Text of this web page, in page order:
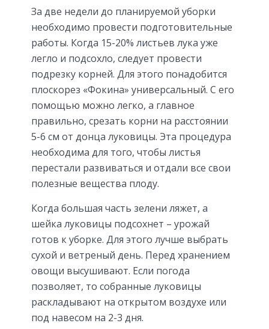
За две недели до планируемой уборки
необходимо провести подготовительные
работы. Когда 15-20% листьев лука уже
легло и подсохло, следует провести
подрезку корней. Для этого понадобится
плоскорез «Фокина» универсальный. С его
помощью можно легко, а главное
правильно, срезать корни на расстоянии
5-6 см от донца луковицы. Эта процедура
необходима для того, чтобы листья
перестали развиваться и отдали все свои
полезные вещества плоду.
Когда большая часть зелени ляжет, а
шейка луковицы подсохнет – урожай
готов к уборке. Для этого лучше выбрать
сухой и ветреный день. Перед хранением
овощи высушивают. Если погода
позволяет, то собранные луковицы
раскладывают на открытом воздухе или
под навесом на 2-3 дня.